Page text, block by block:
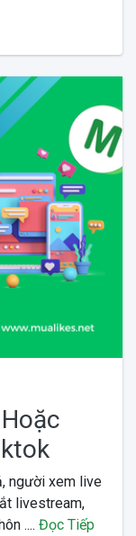
người xem live
livestream,
.... Đọc Tiếp